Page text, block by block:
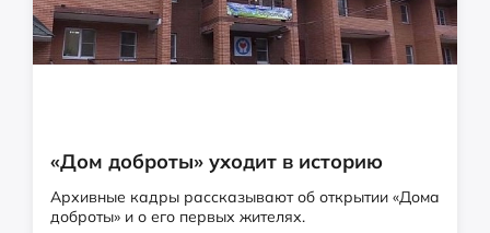
«Дом доброты» уходит в историю
Архивные кадры рассказывают об открытии «Дома
доброты» и о его первых жителях.